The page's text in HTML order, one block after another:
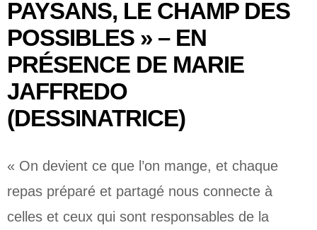
PAYSANS, LE CHAMP DES
POSSIBLES » – EN
PRÉSENCE DE MARIE
JAFFREDO
(DESSINATRICE)
« On devient ce que l’on mange, et chaque
repas préparé et partagé nous connecte à
celles et ceux qui sont responsables de la